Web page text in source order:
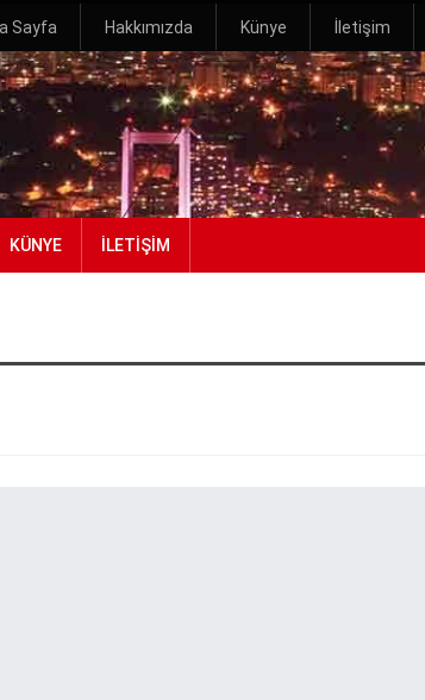
Sayfa Hakkımızda Künye İletişim
KÜNYE İLETIŞIM